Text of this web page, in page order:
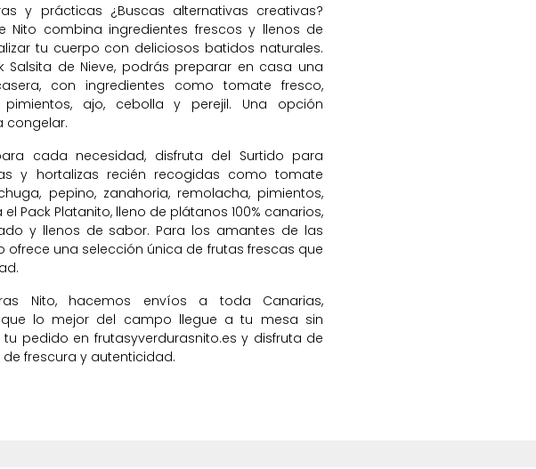
y prácticas ¿Buscas alternativas creativas?
Nito combina ingredientes frescos y llenos de
tu cuerpo con deliciosos batidos naturales.
Salsita de Nieve, podrás preparar en casa una
con ingredientes como tomate fresco,
pimientos, ajo, cebolla y perejil. Una opción
congelar.
cada necesidad, disfruta del Surtido para
y hortalizas recién recogidas como tomate
pepino, zanahoria, remolacha, pimientos,
Pack Platanito, lleno de plátanos 100% canarios,
y llenos de sabor. Para los amantes de las
ofrece una selección única de frutas frescas que
Nito, hacemos envíos a toda Canarias,
lo mejor del campo llegue a tu mesa sin
pedido en frutasyverdurasnito.es y disfruta de
frescura y autenticidad.